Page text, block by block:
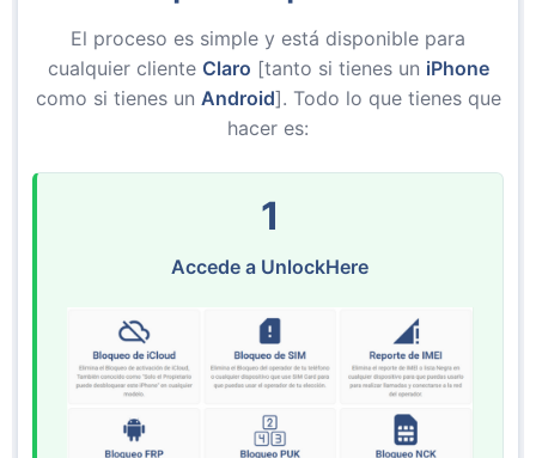
El proceso es simple y está disponible para
cualquier cliente Claro [tanto si tienes un iPhone
como si tienes un Android]. Todo lo que tienes que
hacer es:
1
Accede a UnlockHere